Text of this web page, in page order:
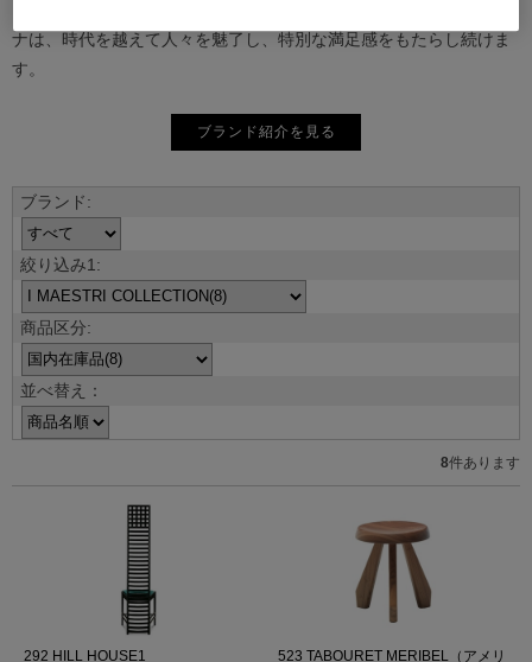
ナは、時代を越えて人々を魅了し、特別な満足感をもたらし続けま
す。
ブランド紹介を見る
並べ替え：
8件あります
292 HILL HOUSE1 523 TABOURET MERIBEL（アメリ